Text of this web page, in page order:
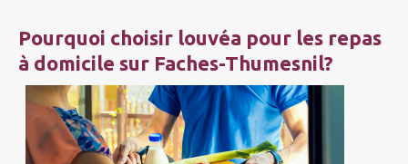
Pourquoi choisir louvéa pour les repas
à domicile sur Faches-Thumesnil?